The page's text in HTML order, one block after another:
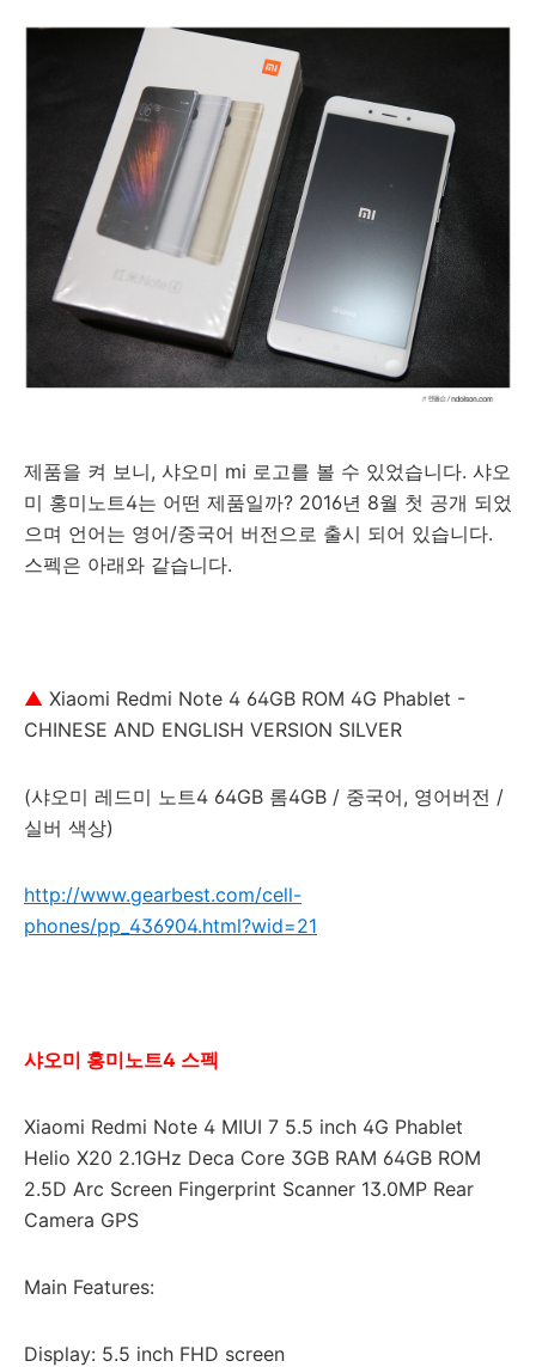
제품을 켜 보니, 샤오미 mi 로고를 볼 수 있었습니다. 샤오
미 홍미노트4는 어떤 제품일까? 2016년 8월 첫 공개 되었
으며 언어는 영어/중국어 버전으로 출시 되어 있습니다.
스펙은 아래와 같습니다.
▲ Xiaomi Redmi Note 4 64GB ROM 4G Phablet -
CHINESE AND ENGLISH VERSION SILVER
(샤오미 레드미 노트4 64GB 롬4GB / 중국어, 영어버전 /
실버 색상)
http://www.gearbest.com/cell-
phones/pp_436904.html?wid=21
샤오미 홍미노트4 스펙
Xiaomi Redmi Note 4 MIUI 7 5.5 inch 4G Phablet
Helio X20 2.1GHz Deca Core 3GB RAM 64GB ROM
2.5D Arc Screen Fingerprint Scanner 13.0MP Rear
Camera GPS
Main Features:
Display: 5.5 inch FHD screen